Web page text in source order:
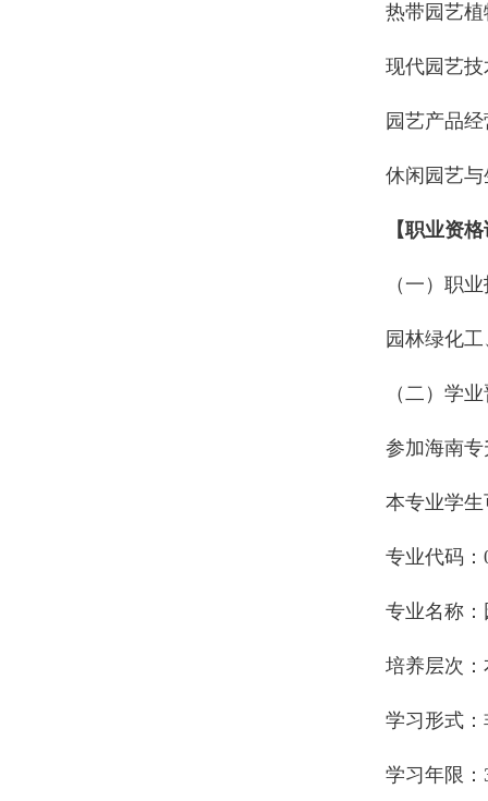
热带园艺
现代园艺
园艺产品
休闲园艺
【职业资
（一）职
园林绿化
（二）学
参加海南
本专业学
专业代码：
专业名称：
培养层次：
学习形式
学习年限：